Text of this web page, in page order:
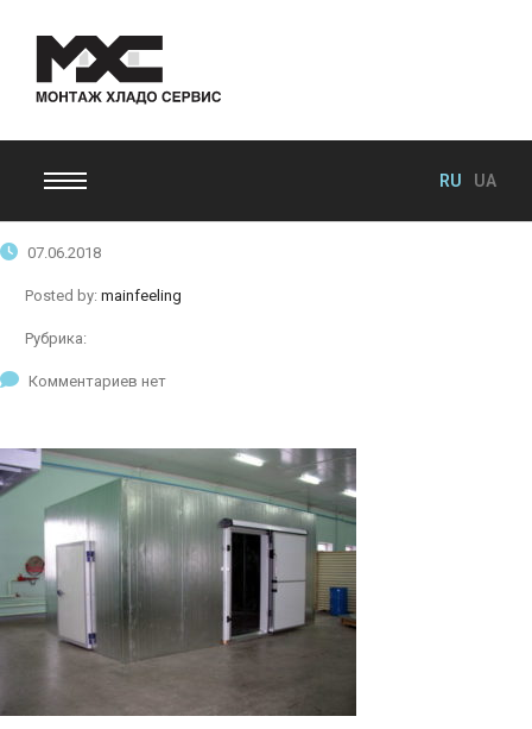
RU UA
07.06.2018
Posted by: mainfeeling
Рубрика:
Комментариев нет